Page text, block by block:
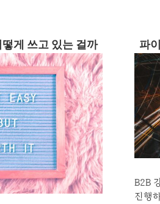
게 쓰고 있는 걸까 파
B2B
진행